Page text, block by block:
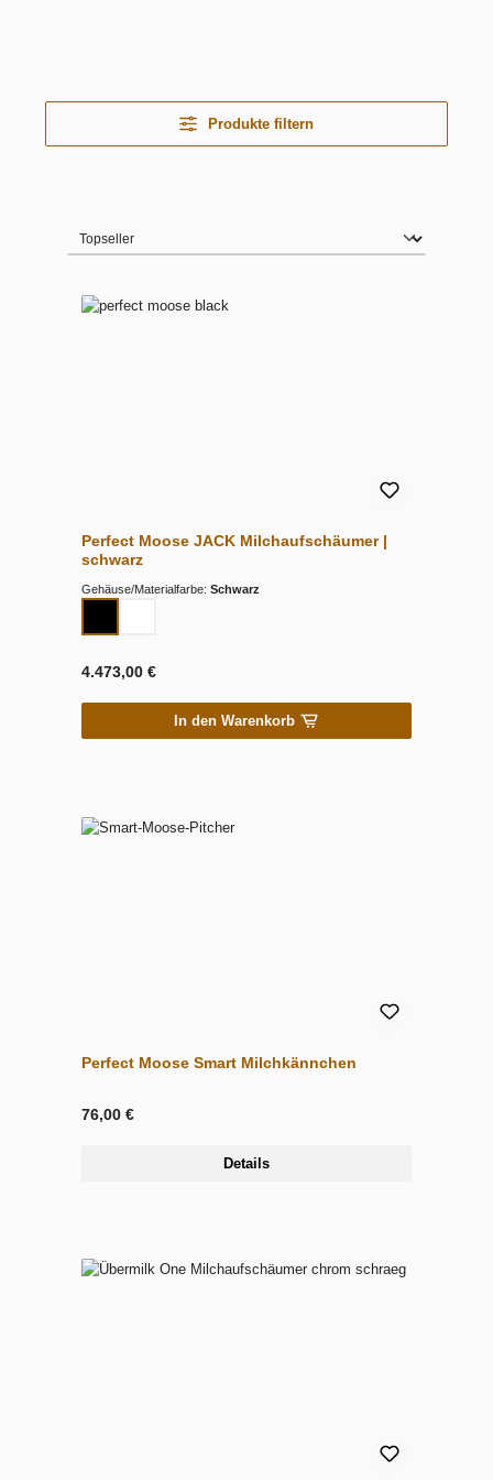
Produkte filtern
Perfect Moose JACK Milchaufschäumer |
schwarz
Gehäuse/Materialfarbe: Schwarz
4.473,00 €
In den Warenkorb
Perfect Moose Smart Milchkännchen
76,00 €
Details